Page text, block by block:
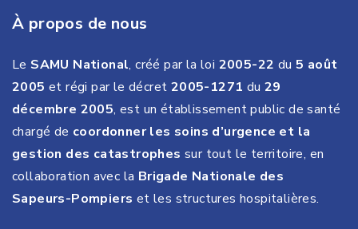
À propos de nous
Le SAMU National, créé par la loi 2005-22 du5 août
2005 et régi par le décret 2005-1271 du29
décembre 2005, est un établissement public de santé
chargé de coordonner les soins d’urgence et la
gestion des catastrophes sur tout le territoire, en
collaboration avec la Brigade Nationale des
Sapeurs-Pompiers et les structures hospitalières.